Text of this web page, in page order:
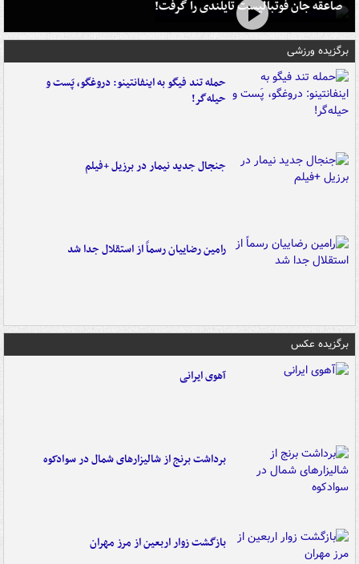
صاعقه جان فوتبالیست تایلندی را گرفت!
برگزیده ورزشی
حمله تند فیگو به اینفانتینو: دروغگو، پَست‌ و
حیله‌گر!
جنجال جدید نیمار در برزیل +فیلم
رامین رضاییان رسماً از استقلال جدا شد
برگزیده عکس
آهوی ایرانی
برداشت برنج از شالیزارهای شمال در سوادکوه
بازگشت زوار اربعین از مرز مهران